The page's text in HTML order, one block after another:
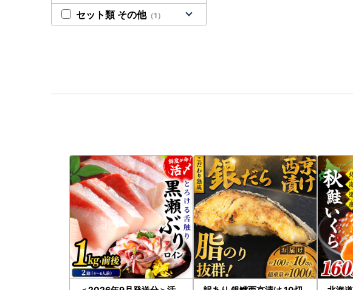
セット類 その他（1）